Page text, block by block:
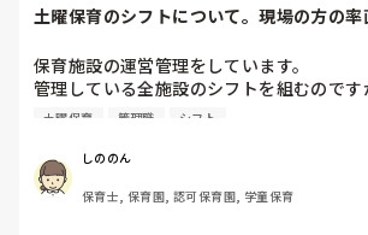
土曜保育のシフトについて。現場の方の
保育施設の運営管理をしています。
管理している全施設のシフトを組むので
曜保育だけは入れる方が少なく、いつも苦
て入職しているはずですが、いざ勤務が始
出勤が出来ない方ばかりです。
土曜保育 管理職 シフト
しののん
保育士, 保育園, 認可保育園, 学童保育